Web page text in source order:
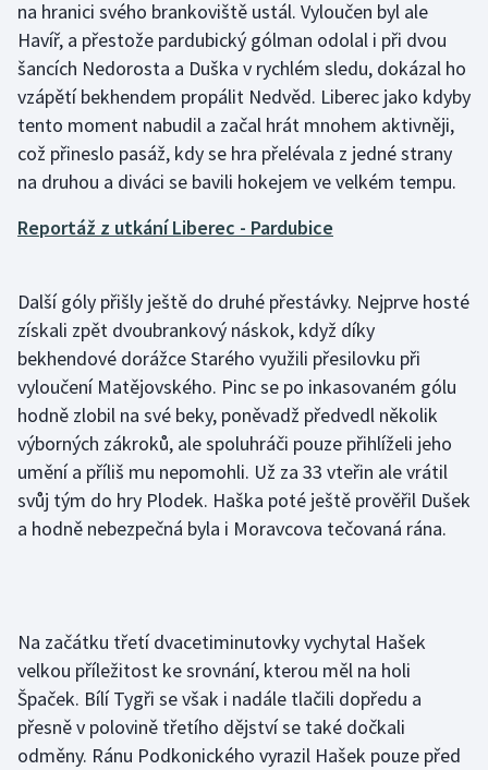
Plavání
Plážový volejbal
Ragby
Short track
Sportovní střelba
Stolní tenis
Triatlon
Veslování
Ostatní
na hranici svého brankoviště ustál. Vyloučen byl ale
Havíř, a přestože pardubický gólman odolal i při dvou
šancích Nedorosta a Duška v rychlém sledu, dokázal ho
vzápětí bekhendem propálit Nedvěd. Liberec jako kdyby
tento moment nabudil a začal hrát mnohem aktivněji,
což přineslo pasáž, kdy se hra přelévala z jedné strany
na druhou a diváci se bavili hokejem ve velkém tempu.
Reportáž z utkání Liberec - Pardubice
Další góly přišly ještě do druhé přestávky. Nejprve hosté
získali zpět dvoubrankový náskok, když díky
bekhendové dorážce Starého využili přesilovku při
vyloučení Matějovského. Pinc se po inkasovaném gólu
hodně zlobil na své beky, poněvadž předvedl několik
výborných zákroků, ale spoluhráči pouze přihlíželi jeho
umění a příliš mu nepomohli. Už za 33 vteřin ale vrátil
svůj tým do hry Plodek. Haška poté ještě prověřil Dušek
a hodně nebezpečná byla i Moravcova tečovaná rána.
Na začátku třetí dvacetiminutovky vychytal Hašek
velkou příležitost ke srovnání, kterou měl na holi
Špaček. Bílí Tygři se však i nadále tlačili dopředu a
přesně v polovině třetího dějství se také dočkali
odměny. Ránu Podkonického vyrazil Hašek pouze před